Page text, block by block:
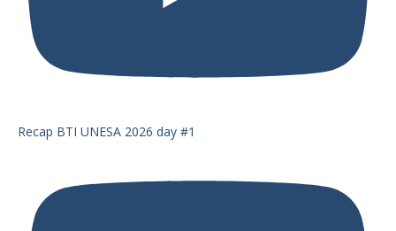
Recap BTI UNESA 2026 day #1